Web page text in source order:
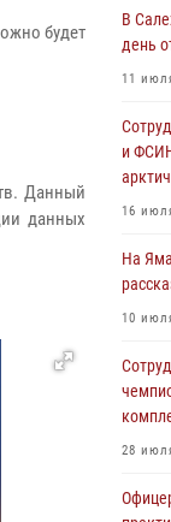
будет
Данный
данных
03
01
В
день
11
и
16
На
10
28